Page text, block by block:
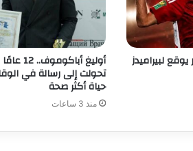
لبيراميدز أوليغ
تحولت إلى رسالة في
حياة أكثر صحة
منذ 3 ساعات